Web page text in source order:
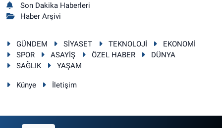
Son Dakika Haberleri
Haber Arşivi
GÜNDEM SİYASET TEKNOLOJİ
EKONOMİ
SPOR
ASAYİŞ ÖZEL HABER
DÜNYA
SAĞLIK
YAŞAM
Künye İletişim